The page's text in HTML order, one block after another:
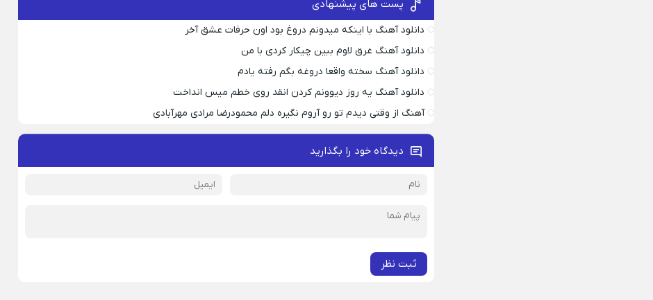
پست های پیشنهادی
دانلود آهنگ با اینکه میدونم دروغ بود اون حرفات عشق آخر
دانلود آهنگ غرق لاوم ببین چیکار کردی با من
دانلود آهنگ سخته واقعا دروغه بگم رفته یادم
دانلود آهنگ یه روز دیوونم کردن انقد روی خطم میس انداخت
آهنگ از وقتی دیدم تو رو آروم نگیره دلم محمودرضا مرادی مهرآبادی
دیدگاه خود را بگذارید
ثبت نظر